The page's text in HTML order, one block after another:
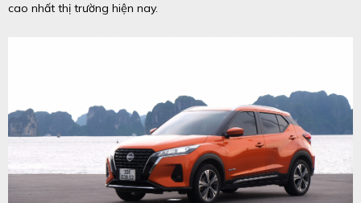
cao nhất thị trường hiện nay.